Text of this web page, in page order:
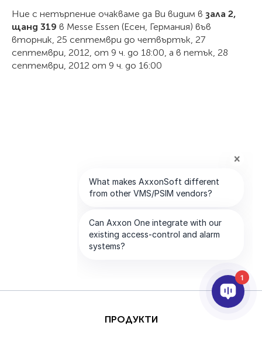
Ние с нетърпение очакваме да Ви видим в зала 2,
щанд 319 в Messe Essen (Есен, Германия) във
вторник, 25 септември до четвъртък, 27
септември, 2012, от 9 ч. до 18:00, а в петък, 28
септември, 2012 от 9 ч. до 16:00
ПРОДУКТИ
1